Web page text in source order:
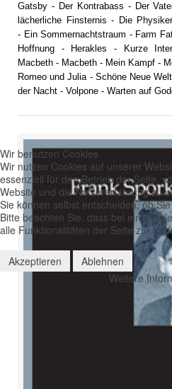
Gatsby - Der Kontrabass - Der
lächerliche Finsternis - Die
- Ein Sommernachtstraum - Farm
Hoffnung - Herakles - Kurze
Macbeth - Macbeth - Mein Kampf -
Romeo und Julia- Schöne Neue Welt
der Nacht - Volpone - Warten auf
Wir benutzen Cookies
Wir nutzen Cookies auf unserer
essenziell für den Betrieb der Seite,
Website und die Nutzererfahrung zu
Sie können selbst entscheiden, ob
Bitte beachten Sie, dass bei einer
alle Funktionalitäten der Seite zur
Akzeptieren
Ablehnen
Weitere